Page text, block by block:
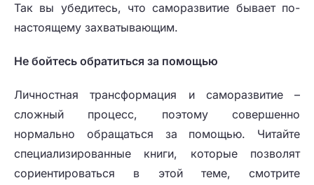
Так вы убедитесь, что саморазвитие бывает по-
настоящему захватывающим.
Не бойтесь обратиться за помощью
Личностная трансформация и саморазвитие –
сложный процесс, поэтому совершенно
нормально обращаться за помощью. Читайте
специализированные книги, которые позволят
сориентироваться в этой теме, смотрите